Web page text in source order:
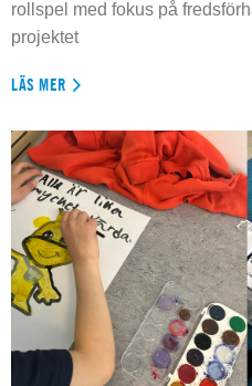
rollspel med fokus på
projektet
LÄS MER